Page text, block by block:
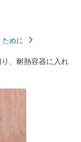
めに
、耐熱容器に入れ